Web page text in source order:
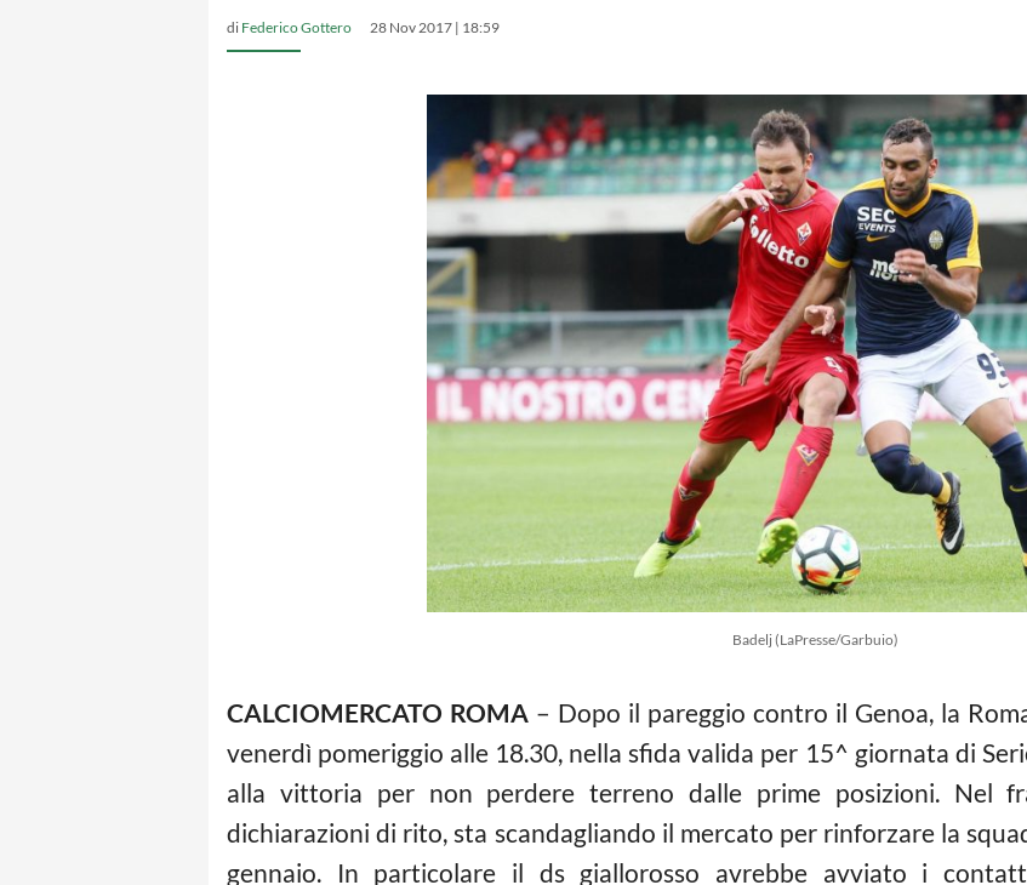
di Federico Gottero 28 Nov 2017 | 18:59
Badelj (LaPresse/Garbuio)
CALCIOMERCATO ROMA – Dopo il pareggio contro il Genoa, la
venerdì pomeriggio alle 18.30, nella sfida valida per 15^ giornata di
alla vittoria per non perdere terreno dalle prime posizioni. Nel
dichiarazioni di rito, sta scandagliando il mercato per rinforzare la
gennaio. In particolare il ds giallorosso avrebbe avviato i